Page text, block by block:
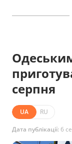
серпня
UA RU
Дата публікації: 6